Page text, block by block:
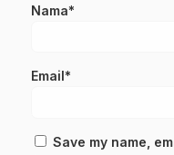
Nama*
Email*
Save my name,